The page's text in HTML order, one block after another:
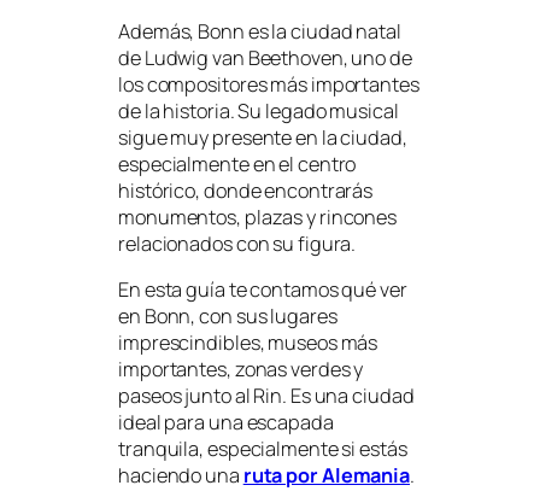
Además, Bonn es la ciudad natal
de Ludwig van Beethoven, uno de
los compositores más importantes
de la historia. Su legado musical
sigue muy presente en la ciudad,
especialmente en el centro
histórico, donde encontrarás
monumentos, plazas y rincones
relacionados con su figura.
En esta guía te contamos qué ver
en Bonn, con sus lugares
imprescindibles, museos más
importantes, zonas verdes y
paseos junto al Rin. Es una ciudad
ideal para una escapada
tranquila, especialmente si estás
haciendo una ruta por Alemania.